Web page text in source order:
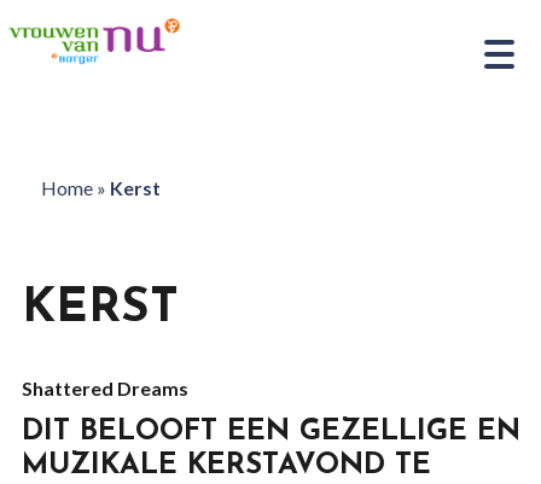
Home» Kerst
KERST
Shattered Dreams
DIT BELOOFT EEN GEZELLIGE EN
MUZIKALE KERSTAVOND TE